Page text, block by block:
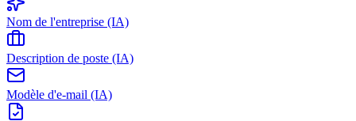
Nom de l'entreprise (IA)
Description de poste (IA)
Modèle d'e-mail (IA)